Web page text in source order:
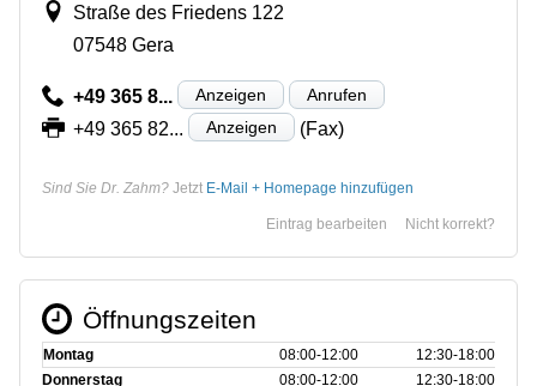
Straße des Friedens 122
07548 Gera
+49 365 8... Anzeigen Anrufen
+49 365 82... Anzeigen (Fax)
Sind Sie Dr. Zahm? Jetzt E-Mail + Homepage hinzufügen
Nicht korrekt?
Eintrag bearbeiten
Öffnungszeiten
Montag 08:00‑12:00
12:30‑18:00
Donnerstag
08:00‑12:00
12:30‑18:00